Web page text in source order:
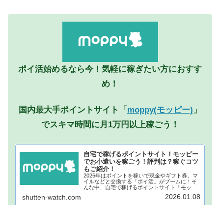
ポイ活始めるなら今！気軽に稼ぎたい方におすす
め！
国内最大手ポイントサイト「 moppy(モッピー) 」
でスキマ時間に月1万円以上稼ごう！
自宅で稼げるポイントサイト！モッピー
でお小遣いを稼ごう！評判は？稼ぐコツ
もご紹介！
2026年はポイントを稼いで現金やギフト券、マ
イルなどと交換する「ポイ活」がブームに！そ
んな中、自宅で稼げるポイントサイト「モッピ
ー」が注目されています！モッピーに登録し、
自宅でポイントを稼げば、あなたも月1万円稼ぐ
shutten-watch.com 2026.01.08